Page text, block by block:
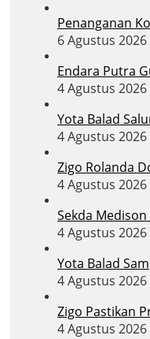
Penanganan
6 Agustus 2026
Endara Putra
4 Agustus 2026
Yota Balad
4 Agustus 2026
Zigo Rolanda
4 Agustus 2026
Sekda Medison
4 Agustus 2026
Yota Balad
4 Agustus 2026
Zigo Pastikan
4 Agustus 2026